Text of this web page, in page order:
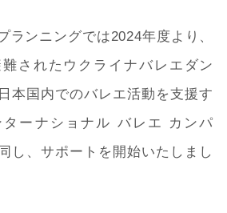
ランニングでは2024年度より、
されたウクライナバレエダン
本国内でのバレエ活動を支援す
ターナショナル バレエ カンパ
し、サポートを開始いたしまし